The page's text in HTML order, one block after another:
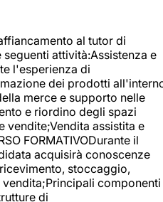
al tutor di
attività:Assistenza e
l'esperienza di
dei prodotti
merce e supporto nelle
e riordino degli spazi
vendite;Vendita assistita e
FORMATIVODurante il
acquisirà conoscenze
stoccaggio,
componenti
di